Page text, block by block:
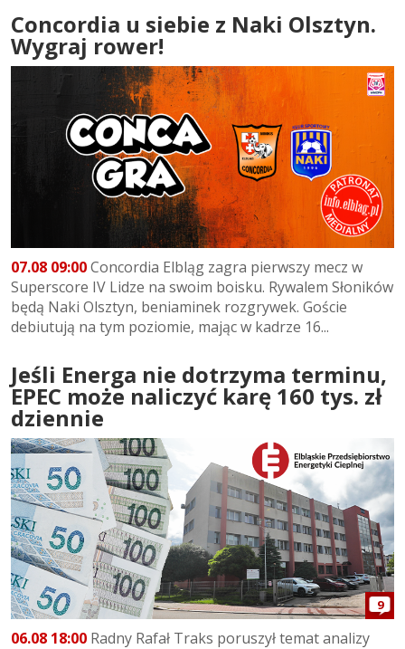
Concordia u siebie z Naki Olsztyn.
Wygraj rower!
07.08 09:00Concordia Elbląg zagra pierwszy mecz w
Superscore IV Lidze na swoim boisku. Rywalem Słoników
będą Naki Olsztyn, beniaminek rozgrywek. Goście
debiutują na tym poziomie, mając w kadrze 16...
Jeśli Energa nie dotrzyma terminu,
EPEC może naliczyć karę 160 tys. zł
dziennie
9
06.08 18:00 Radny Rafał Traks poruszył temat analizy